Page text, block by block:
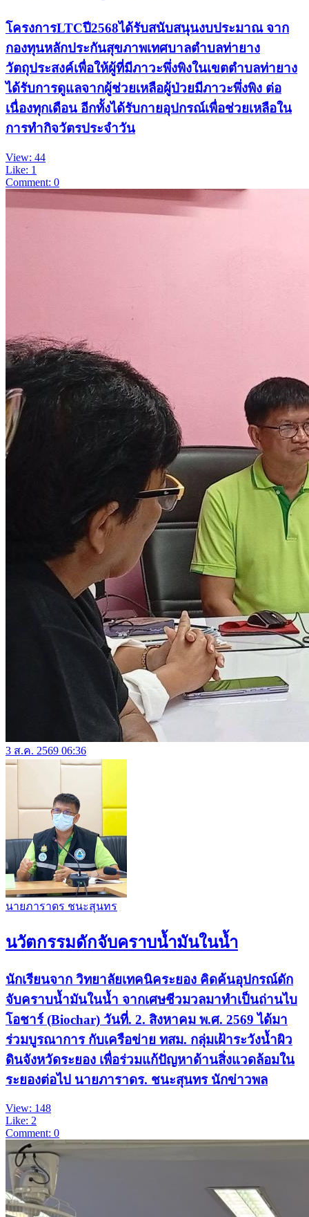
โครงการLTCปี2568ได้รับสนับสนุนงบประมาณ จาก
กองทุนหลักประกันสุขภาพเทศบาลตำบลท่ายาง
วัตถุประสงค์เพื่อให้ผู้ที่มีภาวะพึ่งพิงในเขตตำบลท่ายาง
ได้รับการดูแลจากผู้ช่วยเหลือผู้ป่วยมีภาวะพึ่งพิง ต่อ
เนื่องทุกเดือน อีกทั้งได้รับกายอุปกรณ์เพื่อช่วยเหลือใน
การทำกิจวัตรประจำวัน
View: 44
Like: 1
Comment: 0
3 ส.ค. 2569 06:36
นายภาราดร ชนะสุนทร
นวัตกรรมดักจับคราบน้ำมันในน้ำ
นักเรียนจาก วิทยาลัยเทคนิคระยอง คิดค้นอุปกรณ์ดัก
จับคราบน้ำมันในน้ำ จากเศษชีวมวลมาทำเป็นถ่านไบ
โอชาร์ (Biochar) วันที่. 2. สิงหาคม พ.ศ. 2569 ได้มา
ร่วมบูรณาการ กับเครือข่าย ทสม. กลุ่มเฝ้าระวังน้ำผิว
ดินจังหวัดระยอง เพื่อร่วมแก้ปัญหาด้านสิ่งแวดล้อมใน
ระยองต่อไป นายภาราดร. ชนะสุนทร นักข่าวพล
View: 148
Like: 2
Comment: 0